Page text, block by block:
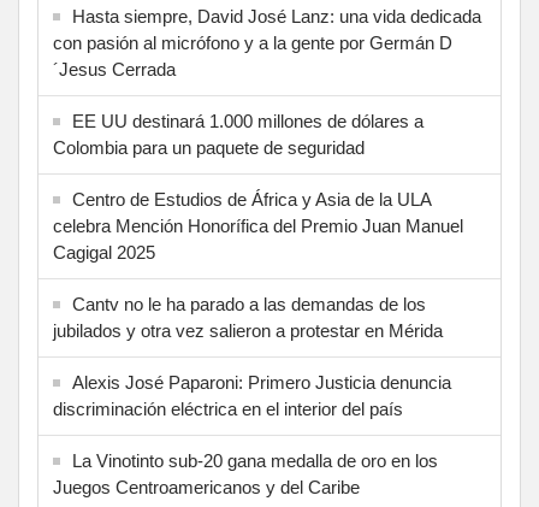
Hasta siempre, David José Lanz: una vida dedicada
con pasión al micrófono y a la gente por Germán D
´Jesus Cerrada
EE UU destinará 1.000 millones de dólares a
Colombia para un paquete de seguridad
Centro de Estudios de África y Asia de la ULA
celebra Mención Honorífica del Premio Juan Manuel
Cagigal 2025
Cantv no le ha parado a las demandas de los
jubilados y otra vez salieron a protestar en Mérida
Alexis José Paparoni: Primero Justicia denuncia
discriminación eléctrica en el interior del país
La Vinotinto sub-20 gana medalla de oro en los
Juegos Centroamericanos y del Caribe